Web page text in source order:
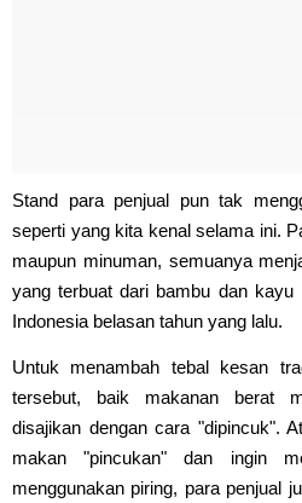
Stand para penjual pun tak
seperti yang kita kenal selama ini.
maupun minuman, semuanya
yang terbuat dari bambu dan kayu
Indonesia belasan tahun yang lalu.
Untuk menambah tebal kesan
tersebut, baik makanan berat
disajikan dengan cara "dipincuk".
makan "pincukan" dan ingin
menggunakan piring, para penjual